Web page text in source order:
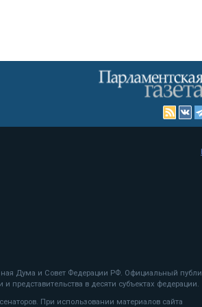
Дума и Совет Федерации РФ. Официальный
представительства в десяти субъектах федерации.
При использовании материалов сайта